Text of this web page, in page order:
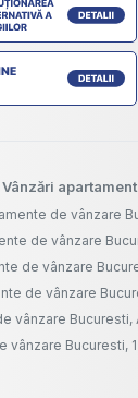
Vânzări
de vânzare
de vânzare
de vânzare
de vânzare
vânzare Bucuresti,
vânzare Bucuresti,